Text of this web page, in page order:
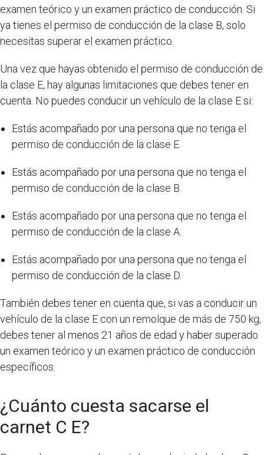
examen teórico y un examen práctico de conducción. Si
ya tienes el permiso de conducción de la clase B, solo
necesitas superar el examen práctico.
Una vez que hayas obtenido el permiso de conducción de
la clase E, hay algunas limitaciones que debes tener en
cuenta. No puedes conducir un vehículo de la clase E si:
Estás acompañado por una persona que no tenga el
permiso de conducción de la clase E.
Estás acompañado por una persona que no tenga el
permiso de conducción de la clase B.
Estás acompañado por una persona que no tenga el
permiso de conducción de la clase A.
Estás acompañado por una persona que no tenga el
permiso de conducción de la clase D.
También debes tener en cuenta que, si vas a conducir un
vehículo de la clase E con un remolque de más de 750 kg,
debes tener al menos 21 años de edad y haber superado
un examen teórico y un examen práctico de conducción
específicos.
¿Cuánto cuesta sacarse el
carnet C E?